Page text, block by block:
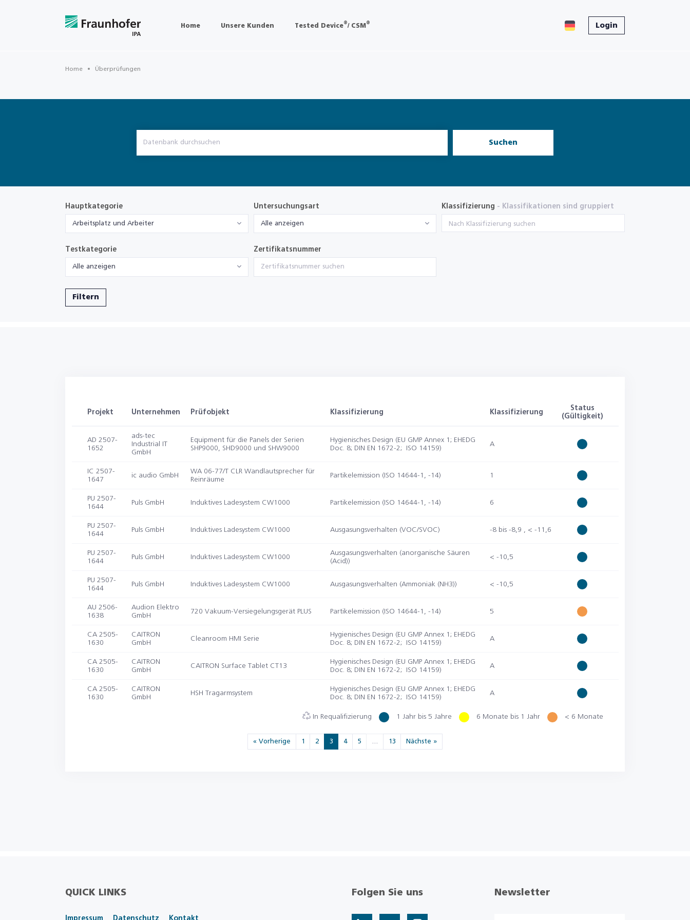
Home Unsere Kunden Tested Device®/ CSM ® Login
Home Überprüfungen
Suchen
Hauptkategorie
Arbeitsplatz und Arbeiter
Untersuchungsart
Alle anzeigen
Testkategorie
Alle anzeigen
Zertifikatsnummer
Klassifizierung - Klassifikationen sind gruppiert
Filtern
Projekt Unternehmen Prüfobjekt Klassifizierung Klassifizierung
Status
(Gültigkeit)
AD 2507-
1652
ads-tec
Industrial IT
GmbH
Equipment für die Panels der Serien
SHP9000, SHD9000 und SHW9000
Hygienisches Design (EU GMP Annex 1; EHEDG
Doc. 8; DIN EN 1672-2; ISO 14159)
A
IC 2507-
1647
ic audio GmbH
WA 06-77/T CLR Wandlautsprecher für
Reinräume
Partikelemission (ISO 14644-1, -14) 1
PU 2507-
1644
Puls GmbH Induktives Ladesystem CW1000 Partikelemission (ISO 14644-1, -14) 6
PU 2507-
1644
Puls GmbH Induktives Ladesystem CW1000 Ausgasungsverhalten (VOC/SVOC) -8 bis -8,9 , < -11,6
PU 2507-
1644
Puls GmbH Induktives Ladesystem CW1000
Ausgasungsverhalten (anorganische Säuren
(Acid))
< -10,5
PU 2507-
1644
Puls GmbH Induktives Ladesystem CW1000 Ausgasungsverhalten (Ammoniak (NH3)) < -10,5
AU 2506-
1638
Audion Elektro
GmbH
720 Vakuum-Versiegelungsgerät PLUS Partikelemission (ISO 14644-1, -14) 5
CA 2505-
1630
CAITRON
GmbH
Cleanroom HMI Serie
Hygienisches Design (EU GMP Annex 1; EHEDG
Doc. 8; DIN EN 1672-2; ISO 14159)
A
CA 2505-
1630
CAITRON
GmbH
CAITRON Surface Tablet CT13
Hygienisches Design (EU GMP Annex 1; EHEDG
Doc. 8; DIN EN 1672-2; ISO 14159)
A
CA 2505-
1630
CAITRON
GmbH
HSH Tragarmsystem
Hygienisches Design (EU GMP Annex 1; EHEDG
Doc. 8; DIN EN 1672-2; ISO 14159)
A
In Requalifizierung 1 Jahr bis 5 Jahre 6 Monate bis 1 Jahr < 6 Monate
« Vorherige 1 2 3 4 5 … 13 Nächste »
QUICK LINKS
Impressum Datenschutz Kontakt
Folgen Sie uns Newsletter